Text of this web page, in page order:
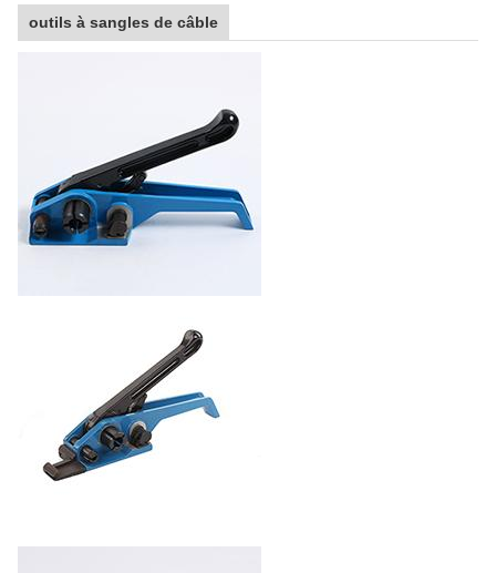
outils à sangles de câble